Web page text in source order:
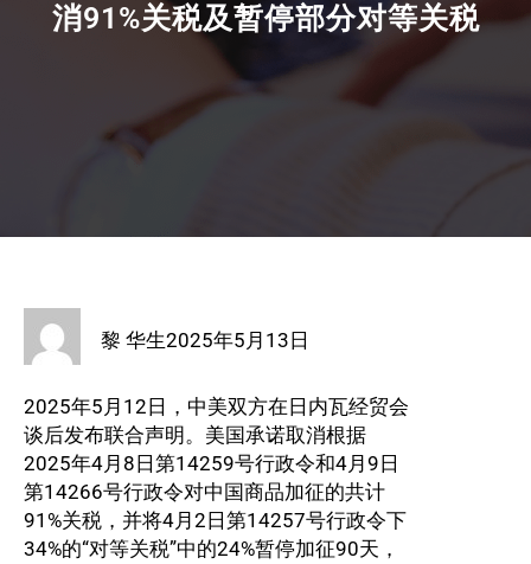
消91%关税及暂停部分对等关税
黎 华生2025年5月13日
2025年5月12日，中美双方在日内瓦经贸会
谈后发布联合声明。美国承诺取消根据
2025年4月8日第14259号行政令和4月9日
第14266号行政令对中国商品加征的共计
91%关税，并将4月2日第14257号行政令下
34%的“对等关税”中的24%暂停加征90天，